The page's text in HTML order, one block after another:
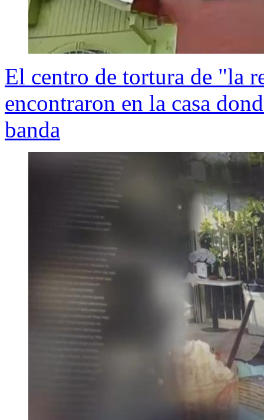
El centro de tortura de "la
encontraron en la casa
banda